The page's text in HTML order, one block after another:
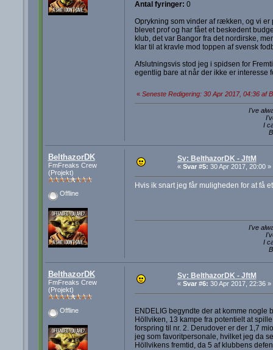
Antal fyringer: 0
Oprykning som vinder af rækken, og vi
blevet prof og har fået et beskedent
klub, det var Bangor fra det nordirske,
klar til at kravle mod toppen af svensk
Afslutningsvis stod jeg i spidsen for
egentlig bare at når der ikke er interesse
« Seneste Redigering: 30 Apr 2017, 04:36 af
I've
I
BelthazorDK
FmFreaks Crew
(Projekt)
Offline
Sv: BelthazorDK - JftM
« Svar #5: 30 Apr 2017, 20:00 »
Hvis ik snart jeg får muligheden for at få
I've
I
BelthazorDK
FmFreaks Crew
(Projekt)
Offline
Sv: BelthazorDK - JftM
« Svar #6: 30 Apr 2017, 22:36 »
ENDELIG begyndte der at komme nogle
Höllviken, 13 kampe fra potentielt at
forspring til nr. 2. Derudover er der 1,7
jeg som favoritpersonale, hvilket jeg da
Höllvikens fremtid, da 5 af klubbens